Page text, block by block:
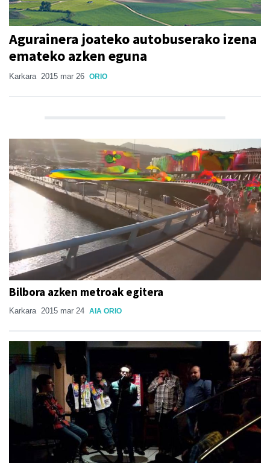
Agurainera joateko autobuserako izena
emateko azken eguna
Karkara 2015 mar 26 ORIO
Bilbora azken metroak egitera
Karkara 2015 mar 24 AIA ORIO